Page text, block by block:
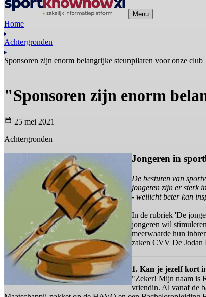
Menu
Home
Achtergronden
Sponsoren zijn enorm belangrijke steunpilaren voor onze club
"Sponsoren zijn enorm
25 mei 2021
Achtergronden
Jongeren in
De besturen van
jongeren zijn er sterk
- wellicht beter kan
In de rubriek 'De
jongeren wil
meerwaarde hun
zaken CVV De Jodan
1. Kan je jezelf kort
"Zeker! Mijn naam is
vriendin. Al vanaf de